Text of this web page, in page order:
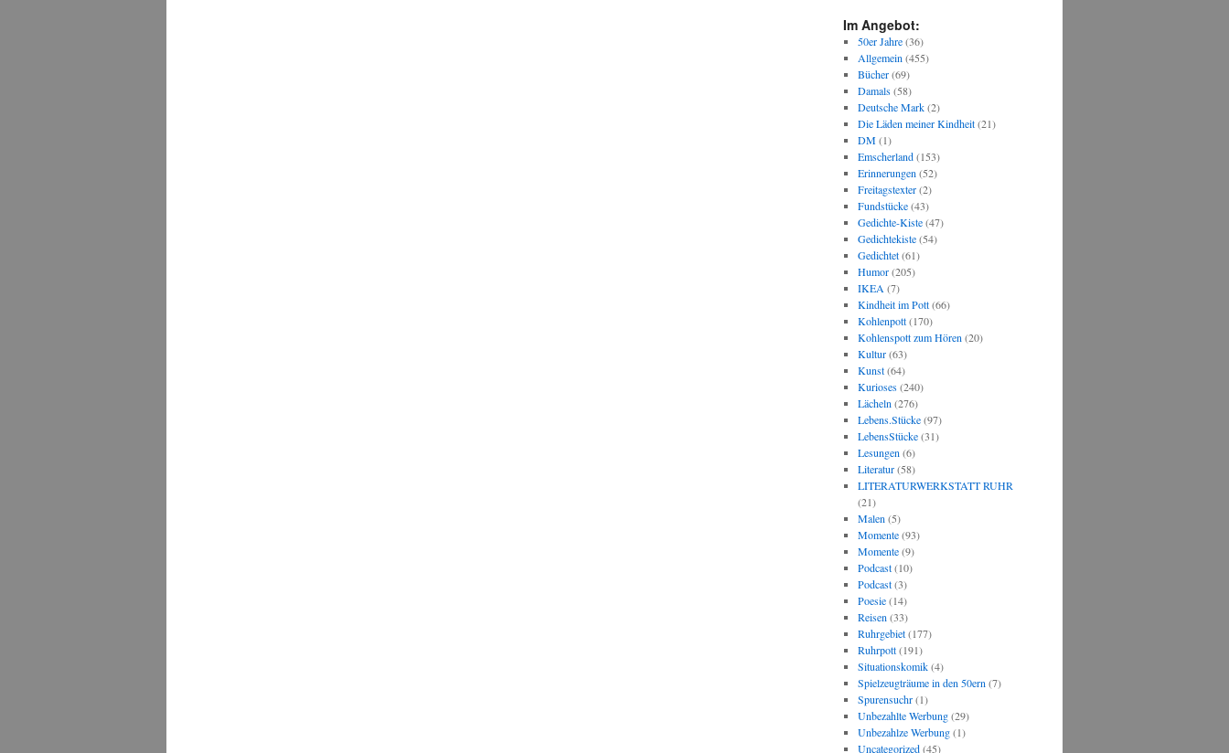
Im Angebot:
50er Jahre(36)
Allgemein(455)
Bücher(69)
Damals(58)
Deutsche Mark(2)
Die Läden meiner Kindheit(21)
DM(1)
Emscherland(153)
Erinnerungen(52)
Freitagstexter(2)
Fundstücke(43)
Gedichte-Kiste(47)
Gedichtekiste(54)
Gedichtet(61)
Humor(205)
IKEA(7)
Kindheit im Pott(66)
Kohlenpott(170)
Kohlenspott zum Hören(20)
Kultur(63)
Kunst(64)
Kurioses(240)
Lächeln(276)
Lebens.Stücke(97)
LebensStücke(31)
Lesungen(6)
Literatur(58)
LITERATURWERKSTATT RUHR
(21)
Malen(5)
Momente(93)
Momente(9)
Podcast(10)
Podcast(3)
Poesie(14)
Reisen(33)
Ruhrgebiet(177)
Ruhrpott(191)
Situationskomik(4)
Spielzeugträume in den 50ern(7)
Spurensuchr(1)
Unbezahlte Werbung(29)
Unbezahlze Werbung(1)
Uncategorized(45)